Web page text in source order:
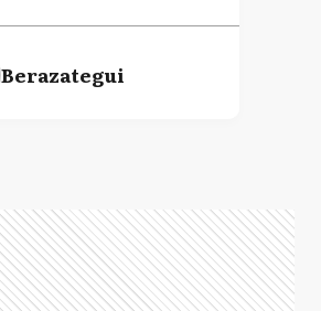
Berazategui
Esteban Echeverría